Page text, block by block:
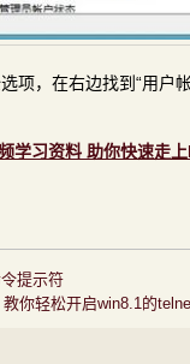
项，在右边找到“用
学习资料 助你快速走
提示符
你轻松开启win8.1的